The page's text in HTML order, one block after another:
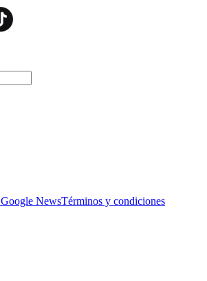
Google NewsTérminos y condiciones